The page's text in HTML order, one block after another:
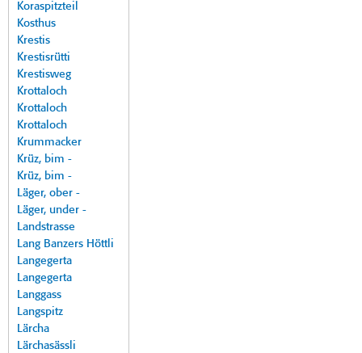
Koraspitzteil
Kosthus
Krestis
Krestisrütti
Krestisweg
Krottaloch
Krottaloch
Krottaloch
Krummacker
Krüz, bim -
Krüz, bim -
Läger, ober -
Läger, under -
Landstrasse
Lang Banzers Höttli
Langegerta
Langegerta
Langgass
Langspitz
Lärcha
Lärchasässli